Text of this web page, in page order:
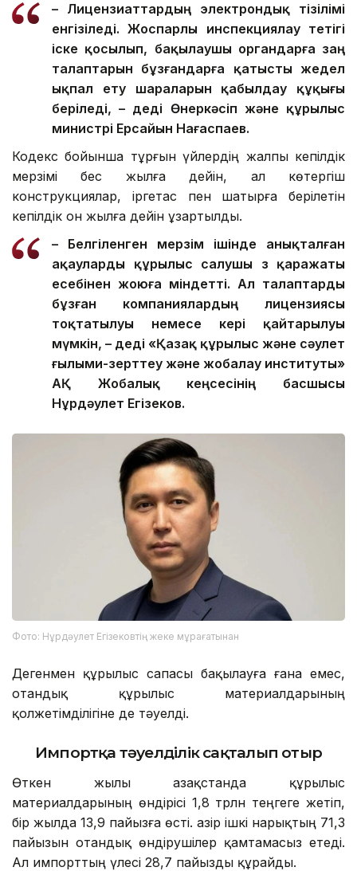
– Лицензиаттардың электрондық тізілімі
енгізіледі. Жоспарлы инспекциялау тетігі
іске қосылып, бақылаушы органдарға заң
талаптарын бұзғандарға қатысты жедел
ықпал ету шараларын қабылдау құқығы
беріледі, – деді Өнеркәсіп және құрылыс
министрі Ерсайын Нағаспаев.
Кодекс бойынша тұрғын үйлердің жалпы кепілдік
мерзімі бес жылға дейін, ал көтергіш
конструкциялар, іргетас пен шатырға берілетін
кепілдік он жылға дейін ұзартылды.
– Белгіленген мерзім ішінде анықталған
ақауларды құрылыс салушы өз қаражаты
есебінен жоюға міндетті. Ал талаптарды
бұзған компаниялардың лицензиясы
тоқтатылуы немесе кері қайтарылуы
мүмкін, – деді «Қазақ құрылыс және сәулет
ғылыми-зерттеу және жобалау институты»
АҚ Жобалық кеңсесінің басшысы
Нұрдәулет Егізеков.
Фото: Нұрдәулет Егізековтің жеке мұрағатынан
Дегенмен құрылыс сапасы бақылауға ғана емес,
отандық құрылыс материалдарының
қолжетімділігіне де тәуелді.
Импортқа тәуелділік сақталып отыр
Өткен жылы Қазақстанда құрылыс
материалдарының өндірісі 1,8 трлн теңгеге жетіп,
бір жылда 13,9 пайызға өсті. Қазір ішкі нарықтың 71,3
пайызын отандық өндірушілер қамтамасыз етеді.
Ал импорттың үлесі 28,7 пайызды құрайды.